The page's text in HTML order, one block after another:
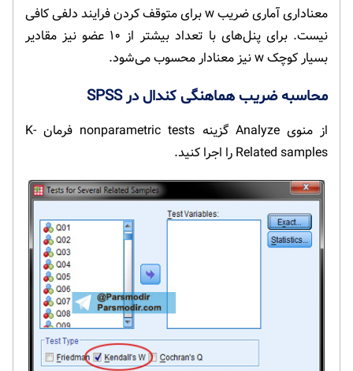
معناداری آماری ضریب w برای متوقف کردن فرایند دلفی کافی
نیست. برای پنل‌های با تعداد بیشتر از ۱۰ عضو نیز مقادیر
بسیار کوچک w نیز معنادار محسوب می‌شود.
محاسبه ضریب هماهنگی کندال در SPSS
از منوی Analyze گزینه nonparametric tests فرمان K-
Related samples را اجرا کنید.